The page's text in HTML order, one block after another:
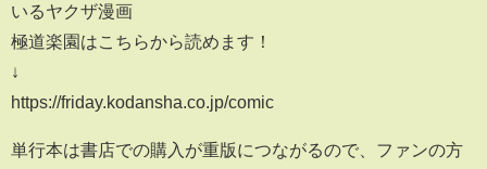
いるヤクザ漫画
極道楽園はこちらから読めます！
↓
https://friday.kodansha.co.jp/comic
単行本は書店での購入が重版につながるので、ファンの方